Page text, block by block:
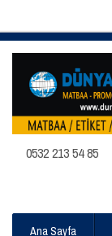
0532 213 54 85
Ana Sayfa